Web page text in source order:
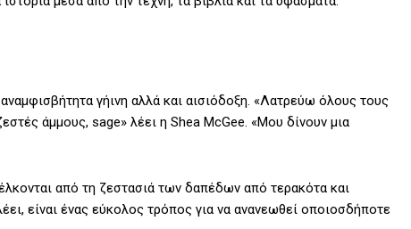
γήινη αλλά και αισιόδοξη. «Λατρεύω όλους τους
άμμους, sage» λέει η Shea McGee. «Μου δίνουν μια
από τη ζεστασιά των δαπέδων από τερακότα και
είναι ένας εύκολος τρόπος για να ανανεωθεί οποιοσδήποτε